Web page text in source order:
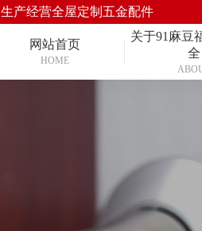
生产经营全屋定制五金配件
网站首页
HOME
关于91麻豆
全